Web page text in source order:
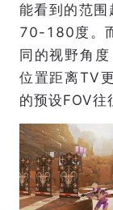
能看到的范围
70-180度。
同的视野角
位置距离TV
的预设FOV